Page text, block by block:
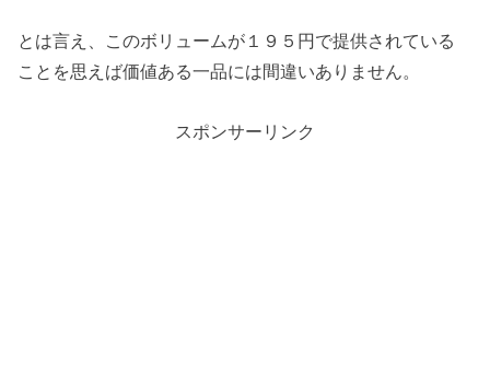
とは言え、このボリュームが１９５円で提供されている
ことを思えば価値ある一品には間違いありません。
スポンサーリンク